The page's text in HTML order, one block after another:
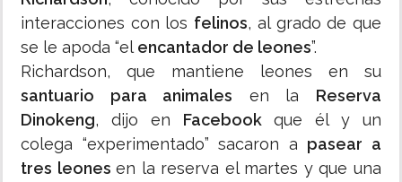
interacciones con los felinos, al grado de que
se le apoda “el encantador de leones”.
Richardson, que mantiene leones en su
santuario para animales en la Reserva
Dinokeng, dijo en Facebookque él y un
colega “experimentado” sacaron a pasear a
tres leonesen la reserva el martes y que una